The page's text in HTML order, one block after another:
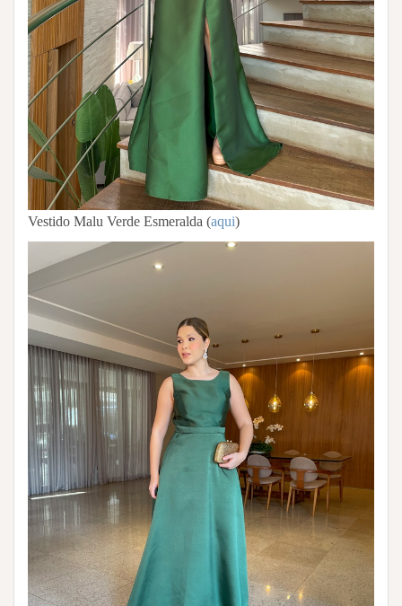
Vestido Malu Verde Esmeralda (aqui)